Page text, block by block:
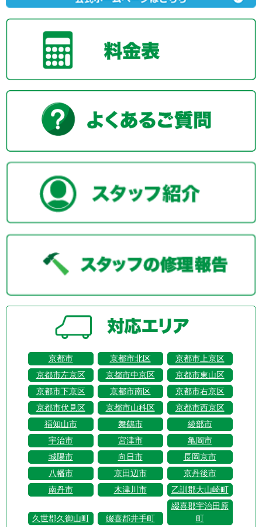
京都市 京都市北区
京都市上京区
京都市左京区
京都市中京区
京都市東山区
京都市下京区
京都市南区
京都市右京区
京都市伏見区
京都市山科区
京都市西京区
福知山市
舞鶴市
綾部市
宇治市
宮津市
亀岡市
城陽市
向日市
長岡京市
八幡市
京田辺市
京丹後市
南丹市
木津川市 乙訓郡大山崎町
久世郡久御山町 綴喜郡井手町
綴喜郡宇治田原
町